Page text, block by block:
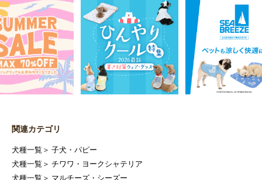
関連カテゴリ
犬種一覧 ＞ 子犬・パピー
犬種一覧 ＞ チワワ・ヨークシャテリア
犬種一覧 ＞ マルチーズ・シーズー